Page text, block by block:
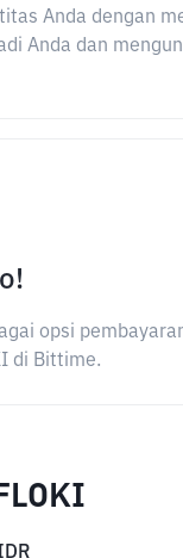
Anda dengan
Anda dan
opsi
di Bittime.